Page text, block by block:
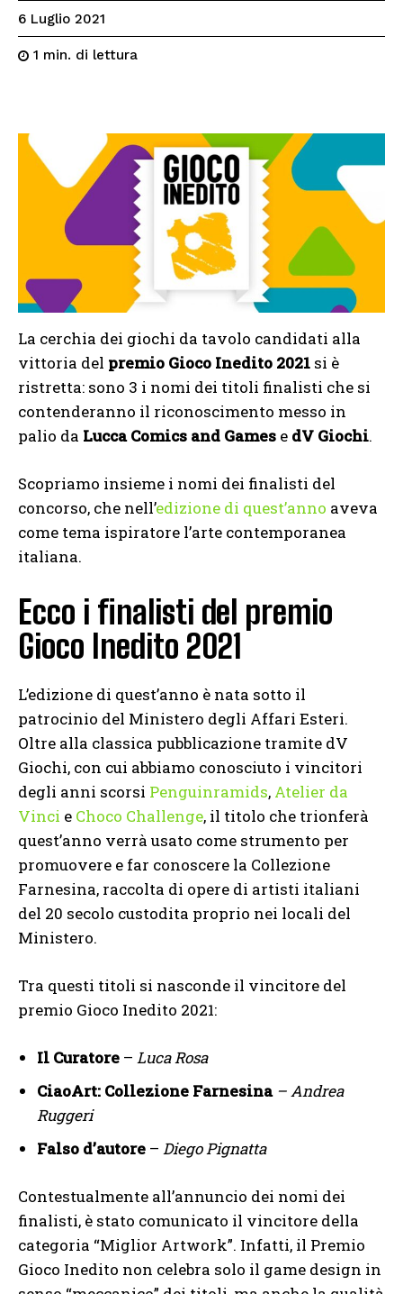
6 Luglio 2021
1 min. di lettura
La cerchia dei giochi da tavolo candidati alla
vittoria del premio Gioco Inedito 2021 si è
ristretta: sono 3 i nomi dei titoli finalisti che si
contenderanno il riconoscimento messo in
palio da Lucca Comics and Games e dV Giochi.
Scopriamo insieme i nomi dei finalisti del
concorso, che nell’edizione di quest’anno aveva
come tema ispiratore l’arte contemporanea
italiana.
Ecco i finalisti del premio
Gioco Inedito 2021
L’edizione di quest’anno è nata sotto il
patrocinio del Ministero degli Affari Esteri.
Oltre alla classica pubblicazione tramite dV
Giochi, con cui abbiamo conosciuto i vincitori
degli anni scorsi Penguinramids, Atelier da
Vinci e Choco Challenge, il titolo che trionferà
quest’anno verrà usato come strumento per
promuovere e far conoscere la Collezione
Farnesina, raccolta di opere di artisti italiani
del 20 secolo custodita proprio nei locali del
Ministero.
Tra questi titoli si nasconde il vincitore del
premio Gioco Inedito 2021:
Il Curatore – Luca Rosa
CiaoArt: Collezione Farnesina– Andrea
Ruggeri
Falso d’autore – Diego Pignatta
Contestualmente all’annuncio dei nomi dei
finalisti, è stato comunicato il vincitore della
categoria “Miglior Artwork”. Infatti, il Premio
Gioco Inedito non celebra solo il game design in